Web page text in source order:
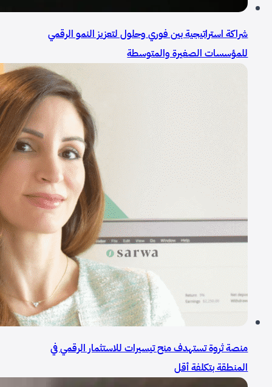
شراكة استراتيجية بين فوري وحلول لتعزيز النمو الرقمي
للمؤسسات الصغيرة والمتوسطة
منصة ثروة تستهدف منح تيسيرات للاستثمار الرقمي في
المنطقة بتكلفة أقل